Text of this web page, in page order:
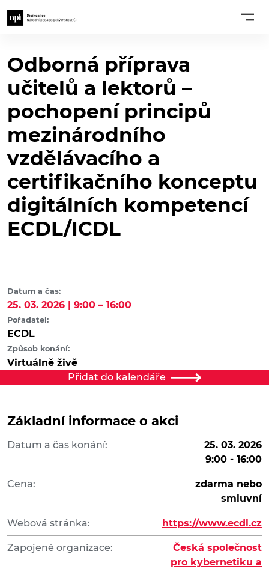
Odborná příprava
učitelů a lektorů –
pochopení principů
mezinárodního
vzdělávacího a
certifikačního konceptu
digitálních kompetencí
ECDL/ICDL
Datum a čas:
25. 03. 2026 | 9:00 – 16:00
Pořadatel:
ECDL
Způsob konání:
Virtuálně živě
Přidat do kalendáře
Základní informace o akci
Datum a čas konání:
25. 03. 2026
9:00 - 16:00
Cena:
zdarma nebo
smluvní
Webová stránka: https://www.ecdl.cz
Zapojené organizace:
Česká společnost
pro kybernetiku a